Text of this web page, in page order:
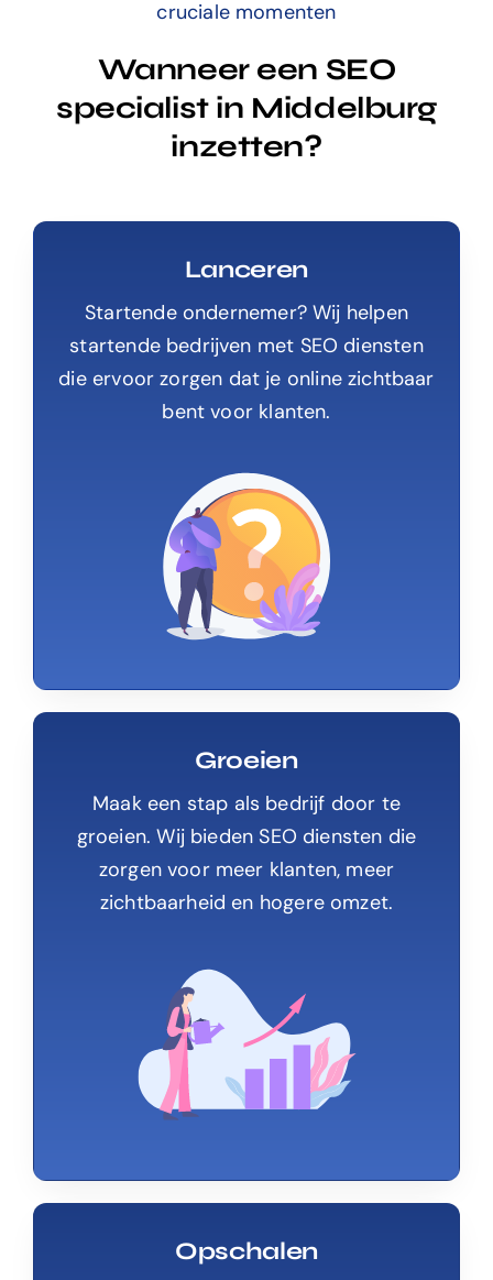
cruciale momenten
Wanneer een SEO
specialist in Middelburg
inzetten?
Lanceren
Startende ondernemer? Wij helpen
startende bedrijven met SEO diensten
die ervoor zorgen dat je online zichtbaar
bent voor klanten.
Groeien
Maak een stap als bedrijf door te
groeien. Wij bieden SEO diensten die
zorgen voor meer klanten, meer
zichtbaarheid en hogere omzet.
Opschalen